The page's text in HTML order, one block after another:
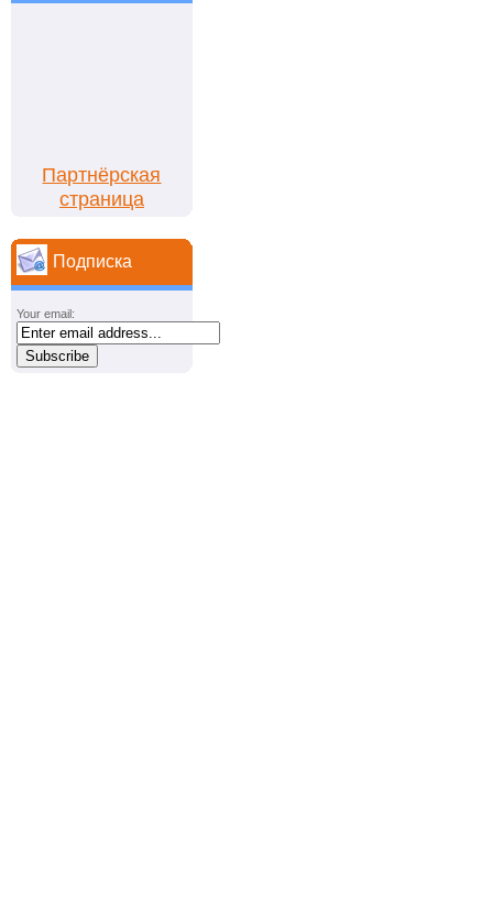
Партнёрская
страница
Подписка
Your email: